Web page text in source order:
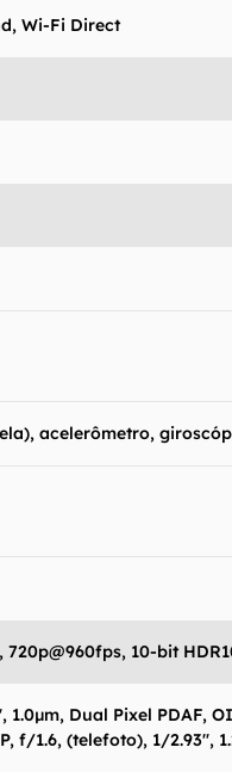
Wi-Fi Direct
acelerômetro,
10-bit
Dual Pixel PDAF,
f/1.6, (telefoto), 1/2.93",